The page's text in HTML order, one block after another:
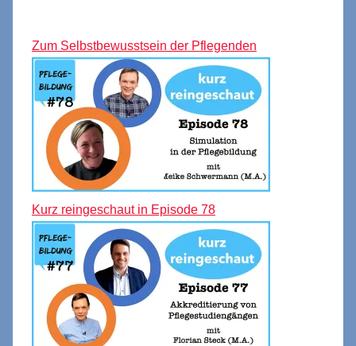
Zum Selbstbewusstsein der Pflegenden
Kurz reingeschaut in Episode 78